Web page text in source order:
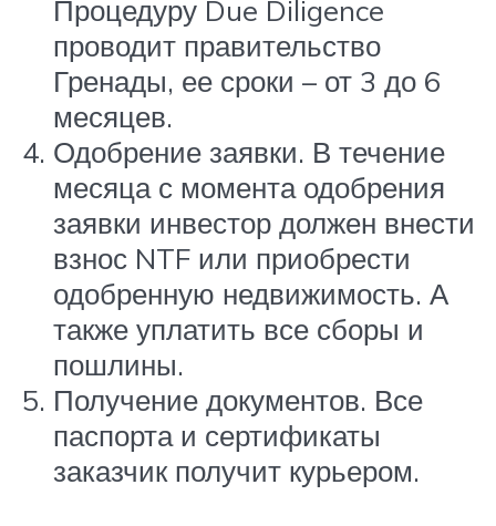
Процедуру Due Diligence
проводит правительство
Гренады, ее сроки – от 3 до 6
месяцев.
Одобрение заявки. В течение
месяца с момента одобрения
заявки инвестор должен внести
взнос NTF или приобрести
одобренную недвижимость. А
также уплатить все сборы и
пошлины.
Получение документов. Все
паспорта и сертификаты
заказчик получит курьером.